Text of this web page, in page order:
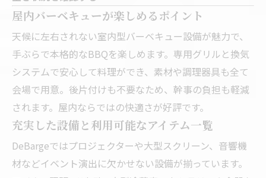
屋内バーベキューが楽しめるポイント
天候に左右されない室内型バーベキュー設備が魅力で、
手ぶらで本格的なBBQを楽しめます。専用グリルと換気
システムで安心して料理ができ、素材や調理器具も全て
会場で用意。後片付けも不要なため、幹事の負担も軽減
されます。屋内ならではの快適さが好評です。
充実した設備と利用可能なアイテム一覧
DeBargeではプロジェクターや大型スクリーン、音響機
材などイベント演出に欠かせない設備が揃っています。